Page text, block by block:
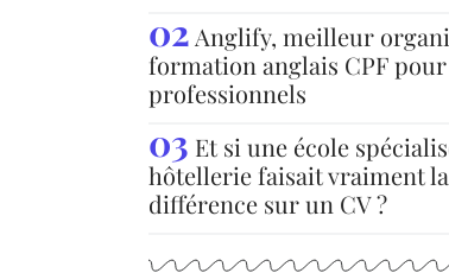
Anglify, meilleur
formation anglais CPF pour
professionnels
Et si une école
hôtellerie faisait vraiment la
différence sur un CV ?